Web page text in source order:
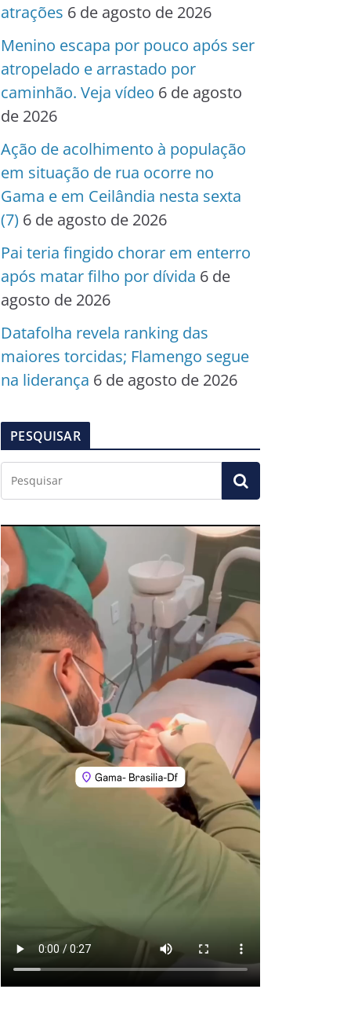
atrações 6 de agosto de 2026
Menino escapa por pouco após ser
atropelado e arrastado por
caminhão. Veja vídeo 6 de agosto
de 2026
Ação de acolhimento à população
em situação de rua ocorre no
Gama e em Ceilândia nesta sexta
(7) 6 de agosto de 2026
Pai teria fingido chorar em enterro
após matar filho por dívida 6 de
agosto de 2026
Datafolha revela ranking das
maiores torcidas; Flamengo segue
na liderança 6 de agosto de 2026
PESQUISAR